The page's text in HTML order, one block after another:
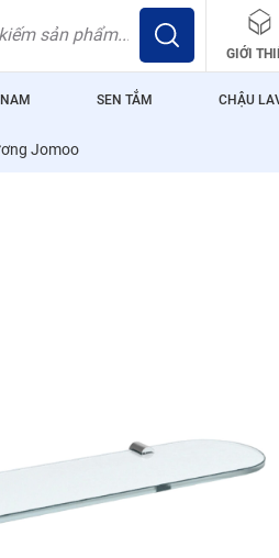
GIỚI
SEN TẮM CHẬU
Jomoo